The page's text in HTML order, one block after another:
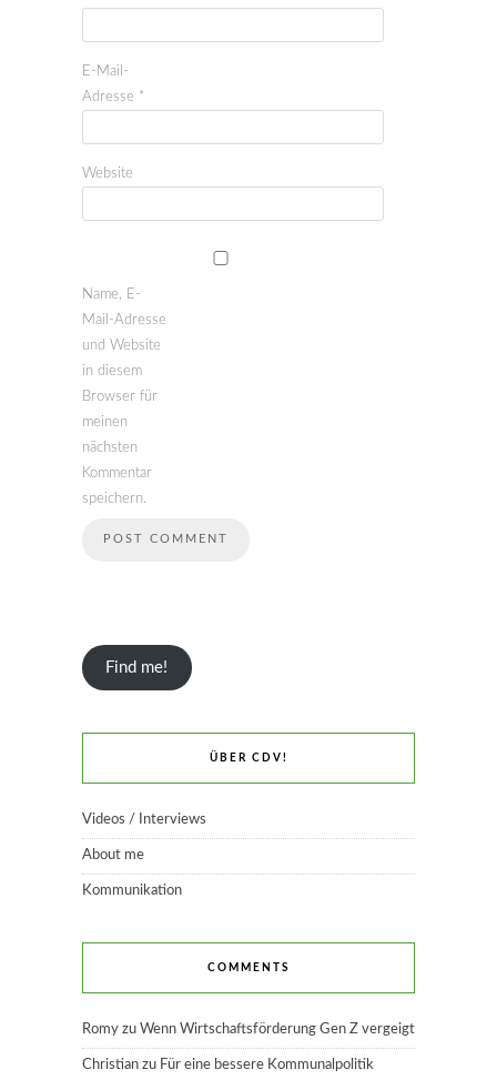
E-Mail-
Adresse *
Website
Name, E-
Mail-Adresse
und Website
in diesem
Browser für
meinen
nächsten
Kommentar
speichern.
Find me!
ÜBER CDV!
Videos / Interviews
About me
Kommunikation
COMMENTS
Romy zu Wenn Wirtschaftsförderung Gen Z vergeigt
Christian zu Für eine bessere Kommunalpolitik